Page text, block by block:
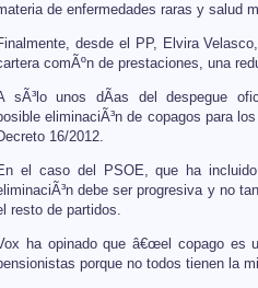
de enfermedades raras y salud
desde el PP, Elvira
comÃºn de prestaciones, una
sÃ³lo unos dÃ­as del despegue
eliminaciÃ³n de copagos para
16/2012.
el caso del PSOE, que ha
debe ser progresiva y no
resto de partidos.
ha opinado que â€œel copago es
porque no todos tienen la